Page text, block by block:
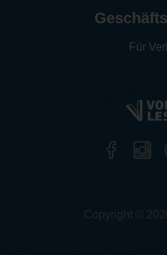
Für
Copyright ©